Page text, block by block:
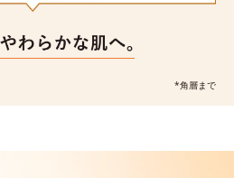
*角層まで